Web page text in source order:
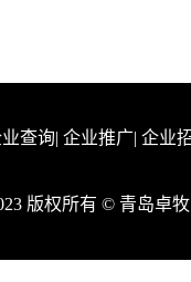
查询| 企业推广| 企业
版权所有 © 青岛卓